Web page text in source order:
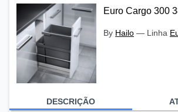
Euro Cargo 300
By Hailo — Linha
DESCRIÇÃO